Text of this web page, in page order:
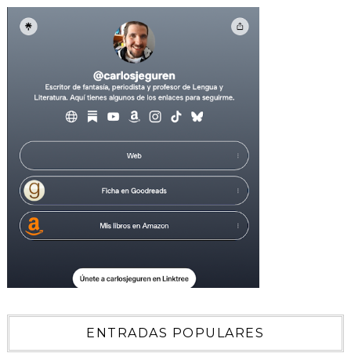
ENTRADAS POPULARES